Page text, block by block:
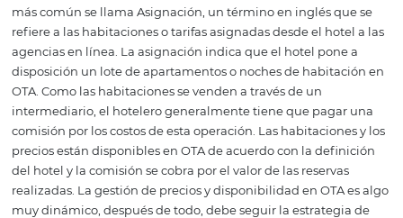
turístico brasileño.
Booking.com;
Expedia.com;
Decolar.com;
Submarino Viagens
Hoteles.com
Ctrip
Bestday